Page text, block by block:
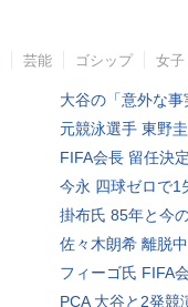
芸能 ゴシップ 女子
大谷の「意外な
元競泳選手 東野
FIFA会長 留任決
今永 四球ゼロで1
掛布氏 85年と今
佐々木朗希 離脱
フィーゴ氏 FIFA
PCA 大谷と2発競